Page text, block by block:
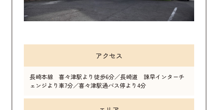
アクセス
長崎本線 喜々津駅より徒歩6分／長崎道 諫早インターチ
ェンジより車7分／喜々津駅通バス停より4分